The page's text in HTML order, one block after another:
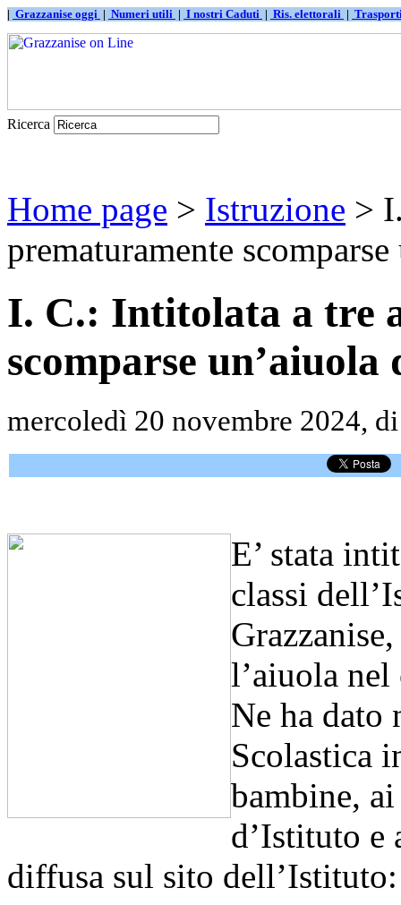
| Grazzanise oggi | Numeri utili | I nostri Caduti | Ris. elettorali |
Ricerca
Home page > Istruzione >
prematuramente
I. C.: Intitolata a tre
scomparse un’aiuola
mercoledì 20 novembre 2024,
E’ stata
classi
l’aiuola nel
Ne ha dato
Scolastica
bambine,
d’Istituto e
diffusa sul sito dell’Istituto: